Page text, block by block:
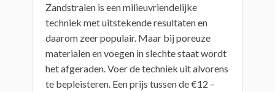
Zandstralen is een milieuvriendelijke
techniek met uitstekende resultaten en
daarom zeer populair. Maar bij poreuze
materialen en voegen in slechte staat wordt
het afgeraden. Voer de techniek uit alvorens
te bepleisteren. Een prijs tussen de €12 –